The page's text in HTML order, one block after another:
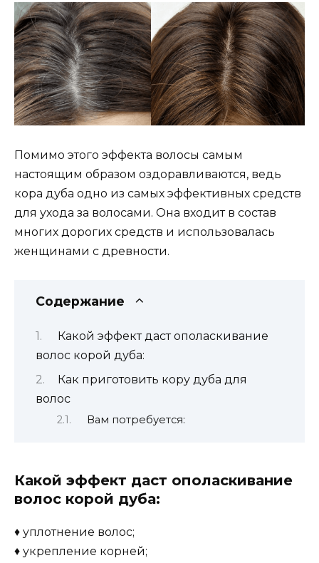
Помимо этого эффекта волосы самым
настоящим образом оздоравливаются, ведь
кора дуба одно из самых эффективных средств
для ухода за волосами. Она входит в состав
многих дорогих средств и использовалась
женщинами с древности.
Содержание
Какой эффект даст ополаскивание
волос корой дуба:
Как приготовить кору дуба для
волос
Вам потребуется:
Какой эффект даст ополаскивание
волос корой дуба:
♦ уплотнение волос;
♦ укрепление корней;